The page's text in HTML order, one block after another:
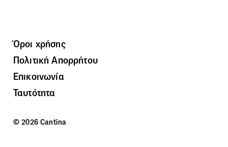
Όροι χρήσης
Πολιτική Απορρήτου
Επικοινωνία
Ταυτότητα
© 2026 Cantina